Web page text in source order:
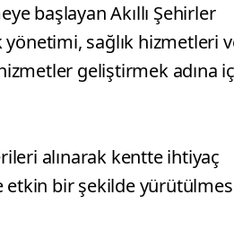
başlayan Akıllı Şehirler
sağlık hizmetleri
geliştirmek adına iç
alınarak kentte ihtiyaç
bir şekilde